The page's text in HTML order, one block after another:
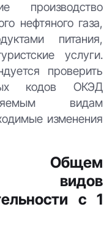
производство
нефтяного газа,
питания,
услуги.
проверить
кодов ОКЭД
видам
изменения
Общем
видов
с 1